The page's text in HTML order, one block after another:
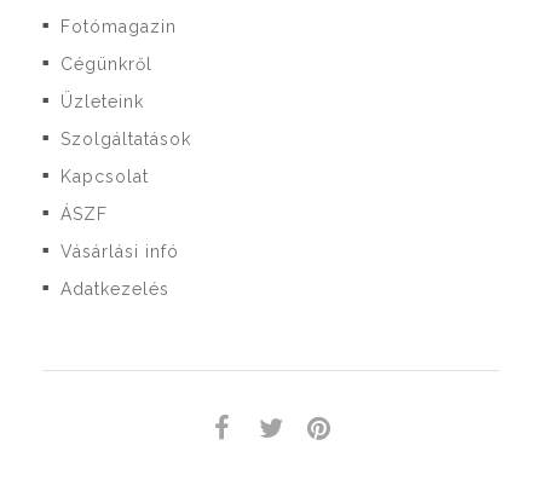
■ Fotómagazin
■ Cégünkről
■ Üzleteink
■ Szolgáltatások
■ Kapcsolat
■ ÁSZF
■ Vásárlási infó
■ Adatkezelés